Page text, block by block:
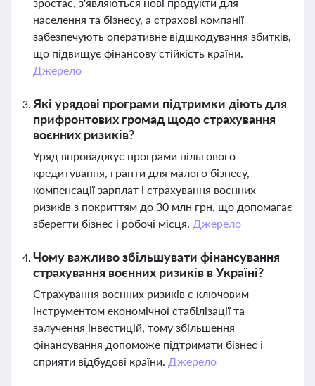
населення та бізнесу, а страхові компанії
забезпечують оперативне відшкодування збитків,
що підвищує фінансову стійкість країни.
Джерело
Які урядові програми підтримки діють для
прифронтових громад щодо страхування
воєнних ризиків?
Уряд впроваджує програми пільгового
кредитування, гранти для малого бізнесу,
компенсації зарплат і страхування воєнних
ризиків з покриттям до 30 млн грн, що допомагає
зберегти бізнес і робочі місця. Джерело
Чому важливо збільшувати фінансування
страхування воєнних ризиків в Україні?
Страхування воєнних ризиків є ключовим
інструментом економічної стабілізації та
залучення інвестицій, тому збільшення
фінансування допоможе підтримати бізнес і
сприяти відбудові країни. Джерело